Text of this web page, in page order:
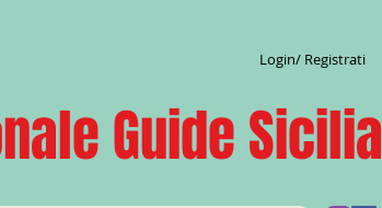
Login/ Registrati
Guide Sicilia